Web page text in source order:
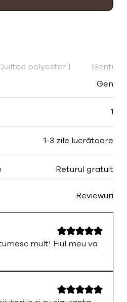
polyester |
Genți
Gen
1
1-3 zile lucrătoare
Returul gratuit
Reviewuri
mult! Fiul meu va